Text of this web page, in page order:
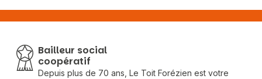
Bailleur social
coopératif
Depuis plus de 70 ans, Le Toit Forézien est votre